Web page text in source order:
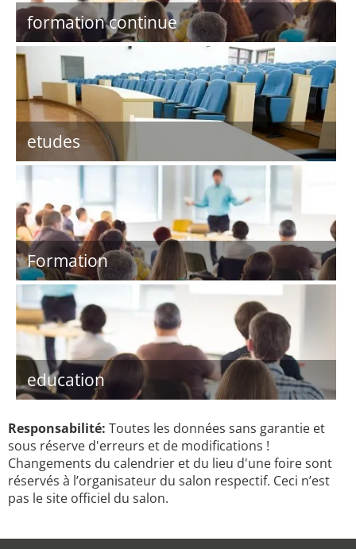
formation continue
etudes
Formation
education
Responsabilité: Toutes les données sans garantie et
sous réserve d'erreurs et de modifications !
Changements du calendrier et du lieu d'une foire sont
réservés à l’organisateur du salon respectif. Ceci n’est
pas le site officiel du salon.